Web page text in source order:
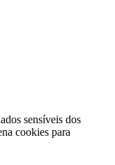
sensíveis dos
cookies para